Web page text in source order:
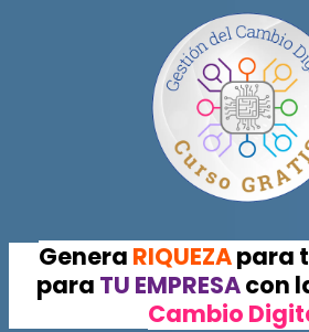
Genera RIQUEZApara
para TU EMPRESAcon
Cambio